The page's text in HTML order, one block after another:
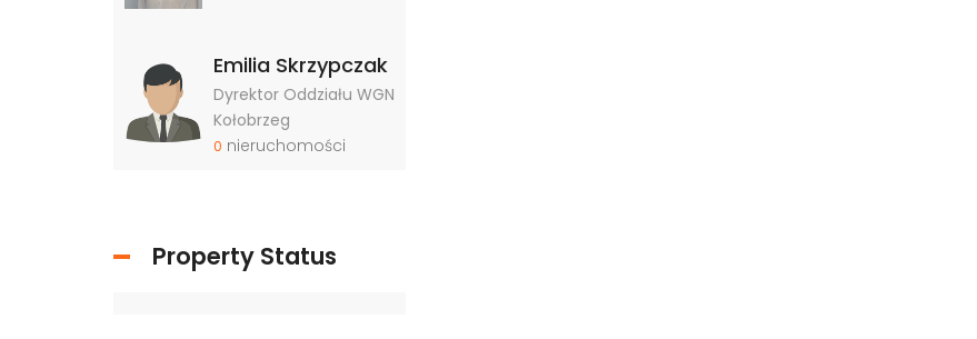
Emilia Skrzypczak
Dyrektor Oddziału WGN
Kołobrzeg
0 nieruchomości
Property Status